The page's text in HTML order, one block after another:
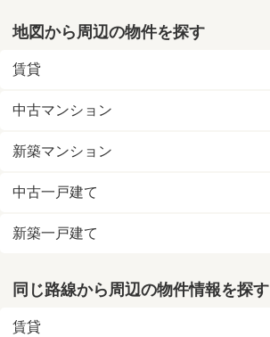
地図から周辺の物件を探す
賃貸
中古マンション
新築マンション
中古一戸建て
新築一戸建て
同じ路線から周辺の物件情報を探す
賃貸